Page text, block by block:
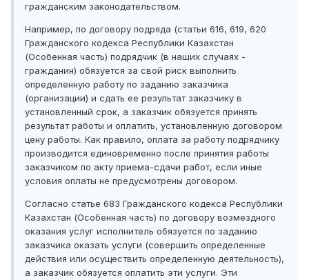
гражданским законодательством.
Например, по договору подряда (статьи 616, 619, 620
Гражданского кодекса Республики Казахстан
(Особенная часть) подрядчик (в наших случаях -
гражданин) обязуется за свой риск выполнить
определенную работу по заданию заказчика
(организации) и сдать ее результат заказчику в
установленный срок, а заказчик обязуется принять
результат работы и оплатить, установленную договором
цену работы. Как правило, оплата за работу подрядчику
производится единовременно после принятия работы
заказчиком по акту приема-сдачи работ, если иные
условия оплаты не предусмотрены договором.
Согласно статье 683 Гражданского кодекса Республики
Казахстан (Особенная часть) по договору возмездного
оказания услуг исполнитель обязуется по заданию
заказчика оказать услуги (совершить определенные
действия или осуществить определенную деятельность),
а заказчик обязуется оплатить эти услуги. Эти